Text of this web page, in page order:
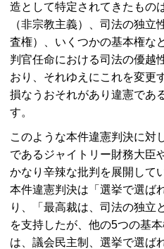
造として特定されてきたもの
（非宗教主義）、司法の独
査権）、いくつかの基本権な
判官任命における司法の優越
おり、それゆえにこれを変更
損なうおそれがあり違憲であ
す。
このような本件違憲判決に対
であるジャイトリー財務大臣
かなり辛辣な批判を展開して
本件違憲判決は「選挙で選ば
り、「最高裁は、司法の独立
を支持したが、他の5つの基
は、議会民主制、選挙で選ば